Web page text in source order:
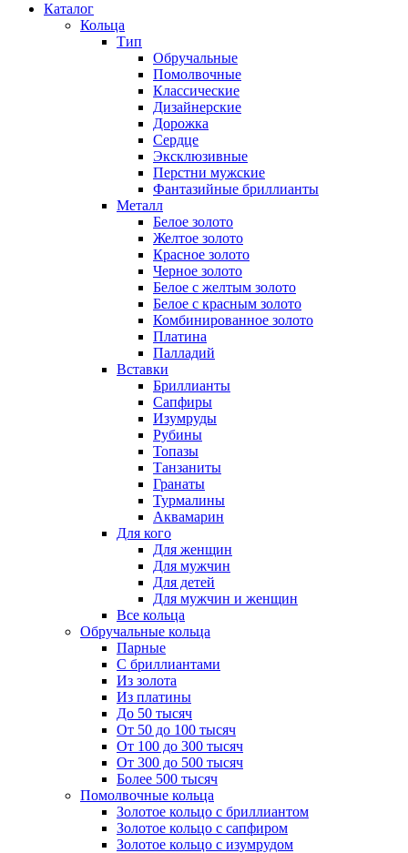
Каталог
Кольца
Тип
Обручальные
Помолвочные
Классические
Дизайнерские
Дорожка
Сердце
Эксклюзивные
Перстни мужские
Фантазийные бриллианты
Металл
Белое золото
Желтое золото
Красное золото
Черное золото
Белое с желтым золото
Белое с красным золото
Комбинированное золото
Платина
Палладий
Вставки
Бриллианты
Сапфиры
Изумруды
Рубины
Топазы
Танзаниты
Гранаты
Турмалины
Аквамарин
Для кого
Для женщин
Для мужчин
Для детей
Для мужчин и женщин
Все кольца
Обручальные кольца
Парные
С бриллиантами
Из золота
Из платины
До 50 тысяч
От 50 до 100 тысяч
От 100 до 300 тысяч
От 300 до 500 тысяч
Более 500 тысяч
Помолвочные кольца
Золотое кольцо с бриллиантом
Золотое кольцо с сапфиром
Золотое кольцо с изумрудом